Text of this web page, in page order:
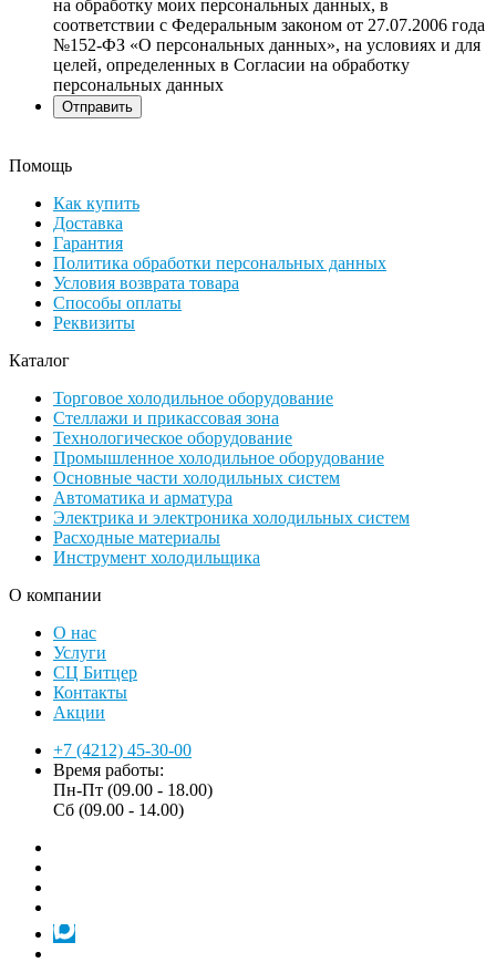
на обработку моих персональных данных, в
соответствии с Федеральным законом от 27.07.2006 года
№152-ФЗ «О персональных данных», на условиях и для
целей, определенных в Согласии на обработку
персональных данных
Помощь
Как купить
Доставка
Гарантия
Политика обработки персональных данных
Условия возврата товара
Способы оплаты
Реквизиты
Каталог
Торговое холодильное оборудование
Стеллажи и прикассовая зона
Технологическое оборудование
Промышленное холодильное оборудование
Основные части холодильных систем
Автоматика и арматура
Электрика и электроника холодильных систем
Расходные материалы
Инструмент холодильщика
О компании
О нас
Услуги
СЦ Битцер
Контакты
Акции
+7 (4212) 45-30-00
Время работы:
Пн-Пт (09.00 - 18.00)
Сб (09.00 - 14.00)